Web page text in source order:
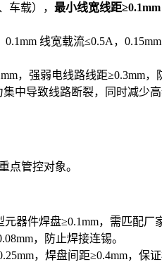
车载）， 最小线宽线距≥0.1mm
0.1mm 线宽载流≤0.5A，
，强弱电线路线距≥0.3mm，
中导致线路断裂，同时减少高
点管控对象。
元器件焊盘≥0.1mm，需匹配厂
，防止焊接连锡。
，焊盘间距≥0.4mm，保